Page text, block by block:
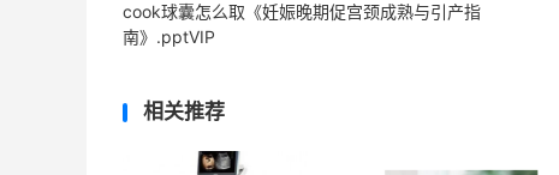
cook球囊怎么取《妊娠晚期促宫颈成熟与引产指
南》.pptVIP
相关推荐